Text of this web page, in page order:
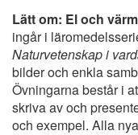
Lätt om: El och
ingår i
Naturvetenskap i
bilder och enkla
Övningarna består i
skriva av och
och exempel. Alla